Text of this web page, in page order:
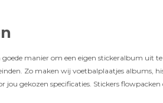
manier om een eigen stickeralbum uit
Zo maken wij voetbalplaatjes albums,
jou gekozen specificaties. Stickers